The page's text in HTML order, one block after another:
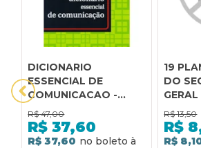
DICIONARIO
ESSENCIAL DE
COMUNICACAO -
COL.REFERENCIA
ESSENCIAL - 1
R$ 47,00
R$ 37,60
R$ 37,60
19
DO
86 - 1
R$ 13,50
R$
R$